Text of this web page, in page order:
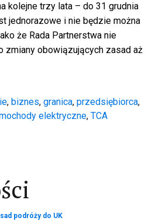
kolejne trzy lata – do 31 grudnia
jednorazowe i nie będzie można
że Rada Partnerstwa nie
zmiany obowiązujących zasad aż
, biznes,granica,przedsiębiorca,
elektryczne,TCA
podróży do UK